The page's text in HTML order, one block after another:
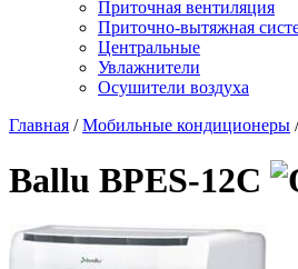
Приточная вентиляция
Приточно-вытяжная
Центральные
Увлажнители
Осушители воздуха
Главная /Мобильные кондиционеры
Ballu BPES-12C